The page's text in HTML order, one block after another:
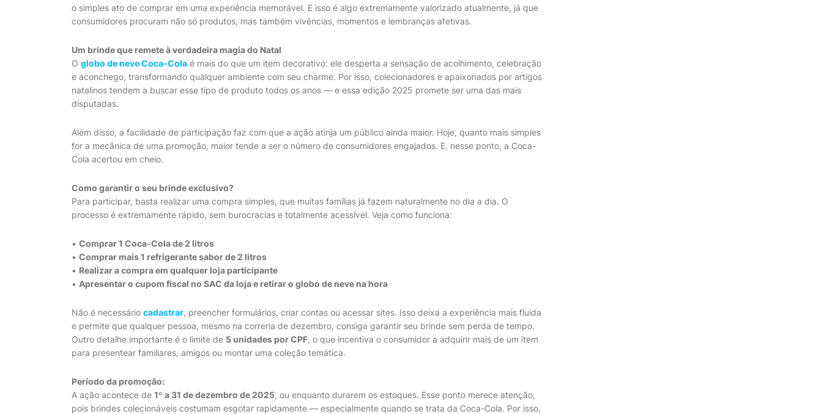
o simples ato de comprar em uma experiência memorável. E isso é algo extremamente valorizado atualmente, já que
consumidores procuram não só produtos, mas também vivências, momentos e lembranças afetivas.
Um brinde que remete à verdadeira magia do Natal
O globo de neve Coca-Cola é mais do que um item decorativo: ele desperta a sensação de acolhimento, celebração
e aconchego, transformando qualquer ambiente com seu charme. Por isso, colecionadores e apaixonados por artigos
natalinos tendem a buscar esse tipo de produto todos os anos — e essa edição 2025 promete ser uma das mais
disputadas.
Além disso, a facilidade de participação faz com que a ação atinja um público ainda maior. Hoje, quanto mais simples
for a mecânica de uma promoção, maior tende a ser o número de consumidores engajados. E, nesse ponto, a Coca-
Cola acertou em cheio.
Como garantir o seu brinde exclusivo?
Para participar, basta realizar uma compra simples, que muitas famílias já fazem naturalmente no dia a dia. O
processo é extremamente rápido, sem burocracias e totalmente acessível. Veja como funciona:
• Comprar 1 Coca-Cola de 2 litros
• Comprar mais 1 refrigerante sabor de 2 litros
• Realizar a compra em qualquer loja participante
• Apresentar o cupom fiscal no SAC da loja e retirar o globo de neve na hora
Não é necessário cadastrar, preencher formulários, criar contas ou acessar sites. Isso deixa a experiência mais fluida
e permite que qualquer pessoa, mesmo na correria de dezembro, consiga garantir seu brinde sem perda de tempo.
Outro detalhe importante é o limite de 5 unidades por CPF, o que incentiva o consumidor a adquirir mais de um item
para presentear familiares, amigos ou montar uma coleção temática.
Período da promoção:
A ação acontece de 1º a 31 de dezembro de 2025, ou enquanto durarem os estoques. Esse ponto merece atenção,
pois brindes colecionáveis costumam esgotar rapidamente — especialmente quando se trata da Coca-Cola. Por isso,